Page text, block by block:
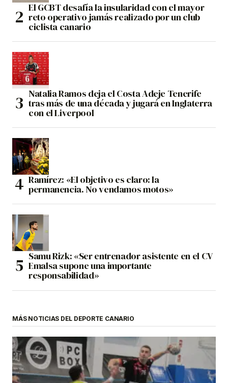
El GCBT desafía la insularidad con el mayor
reto operativo jamás realizado por un club
ciclista canario
Natalia Ramos deja el Costa Adeje Tenerife
tras más de una década y jugará en Inglaterra
con el Liverpool
Ramírez: «El objetivo es claro: la
permanencia. No vendamos motos»
Samu Rizk: «Ser entrenador asistente en el CV
Emalsa supone una importante
responsabilidad»
MÁS NOTICIAS DEL DEPORTE CANARIO